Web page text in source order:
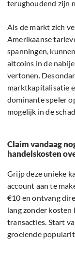
terughoudend zijn
Als de markt zich
Amerikaanse
spanningen,
altcoins in de
vertonen.
marktkapitalisatie
dominante speler
mogelijk in de
Claim vandaag
handelskosten
Grijp deze unieke
account aan te
€10 en ontvang
lang zonder kosten
transacties. Start
groeiende